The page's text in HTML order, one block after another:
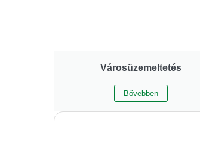
Városüzemeltetés
Bővebben